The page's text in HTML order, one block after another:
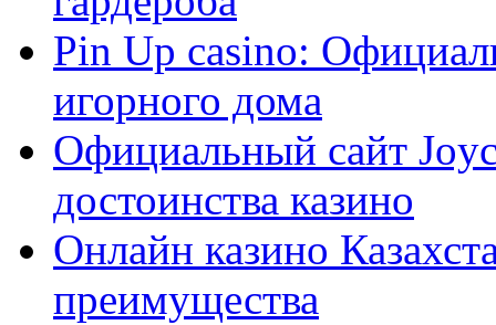
Pin Up casino:
игорного дома
Официальный сайт
достоинства казино
Онлайн казино
преимущества